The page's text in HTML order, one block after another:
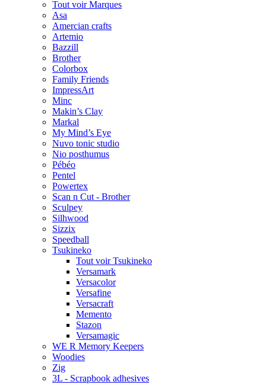
Tout voir Marques
Asa
Amercian crafts
Artemio
Bazzill
Brother
Colorbox
Family Friends
ImpressArt
Minc
Makin’s Clay
Markal
My Mind’s Eye
Nuvo tonic studio
Nio posthumus
Pébéo
Pentel
Powertex
Scan n Cut - Brother
Sculpey
Silhwood
Sizzix
Speedball
Tsukineko
Tout voir Tsukineko
Versamark
Versacolor
Versafine
Versacraft
Memento
Stazon
Versamagic
WE R Memory Keepers
Woodies
Zig
3L - Scrapbook adhesives